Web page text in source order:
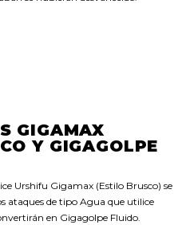
GIGAMAX
Y GIGAGOLPE
Urshifu Gigamax (Estilo Brusco) se
ataques de tipo Agua que utilice
en Gigagolpe Fluido.